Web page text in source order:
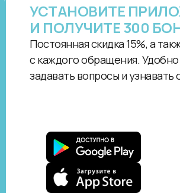
УСТАНОВИТЕ
И ПОЛУЧИТЕ 300
Постоянная скидка 15%, а
с каждого обращения. Удобно
задавать вопросы и узнавать